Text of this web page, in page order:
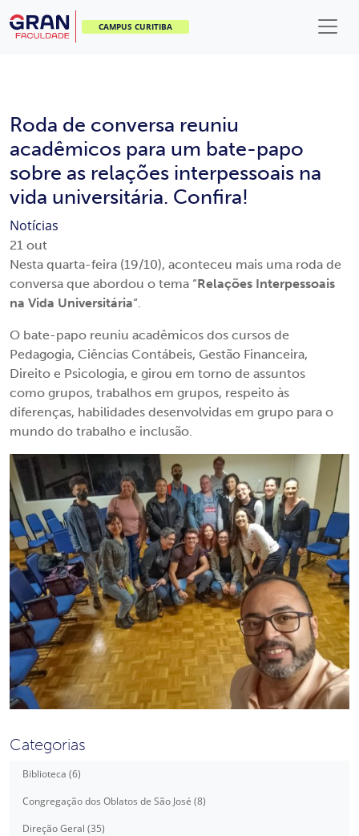
CAMPUS CURITIBA
Roda de conversa reuniu
acadêmicos para um bate-papo
sobre as relações interpessoais na
vida universitária. Confira!
Notícias
21 out
Nesta quarta-feira (19/10), aconteceu mais uma roda de
conversa que abordou o tema “Relações Interpessoais
na Vida Universitária“.
O bate-papo reuniu acadêmicos dos cursos de
Pedagogia, Ciências Contábeis, Gestão Financeira,
Direito e Psicologia, e girou em torno de assuntos
como grupos, trabalhos em grupos, respeito às
diferenças, habilidades desenvolvidas em grupo para o
mundo do trabalho e inclusão.
Categorias
Biblioteca (6)
Congregação dos Oblatos de São José (8)
Direção Geral (35)